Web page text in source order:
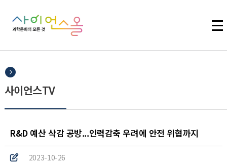
사이언스TV
R&D 예산 삭감 공방...인력감축 우려에 안전 위협까지
2023-10-26